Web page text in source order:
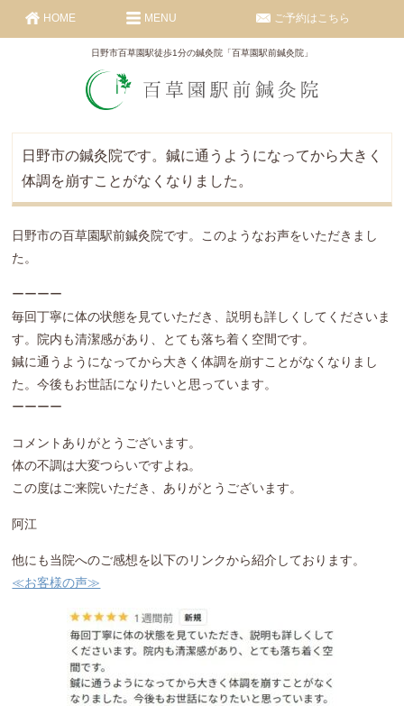
日野市百草園駅徒歩1分の鍼灸院「百草園駅前鍼灸院」
HOME ご予約はこちら
MENU
日野市の鍼灸院です。鍼に通うようになってから大きく
体調を崩すことがなくなりました。
日野市の百草園駅前鍼灸院です。このようなお声をいただきまし
た。
ーーーー
毎回丁寧に体の状態を見ていただき、説明も詳しくしてくださいま
す。院内も清潔感があり、とても落ち着く空間です。
鍼に通うようになってから大きく体調を崩すことがなくなりまし
た。今後もお世話になりたいと思っています。
ーーーー
コメントありがとうございます。
体の不調は大変つらいですよね。
この度はご来院いただき、ありがとうございます。
阿江
他にも当院へのご感想を以下のリンクから紹介しております。
≪お客様の声≫